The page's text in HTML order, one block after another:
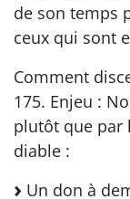
de son temps
ceux qui sont
Comment
175. Enjeu :
plutôt que par
diable :
Un don à